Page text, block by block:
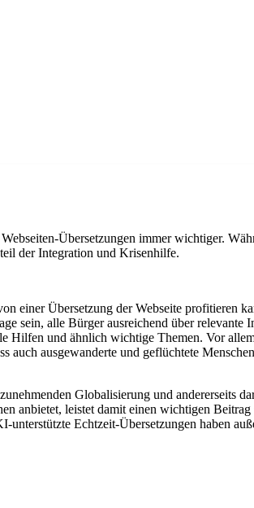
Übersetzungen immer wichtiger.
der Integration und Krisenhilfe.
einer Übersetzung der Webseite profitieren
sein, alle Bürger ausreichend über
Hilfen und ähnlich wichtige Themen. Vor
ausgewanderte und geflüchtete
Globalisierung und andererseits
anbietet, leistet damit einen wichtigen
Echtzeit-Übersetzungen haben